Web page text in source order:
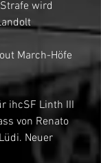
wird
von Renato
Neuer